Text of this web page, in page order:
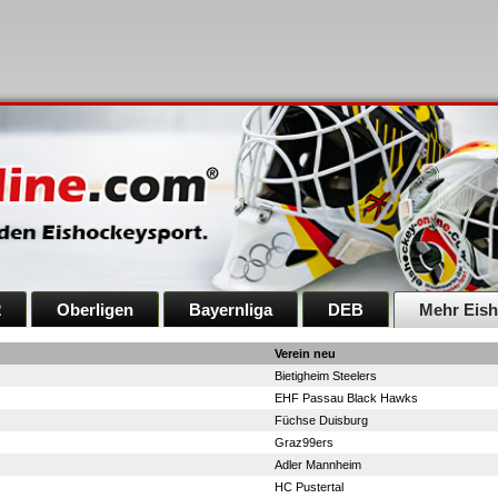
Oberligen Bayernliga DEB Mehr